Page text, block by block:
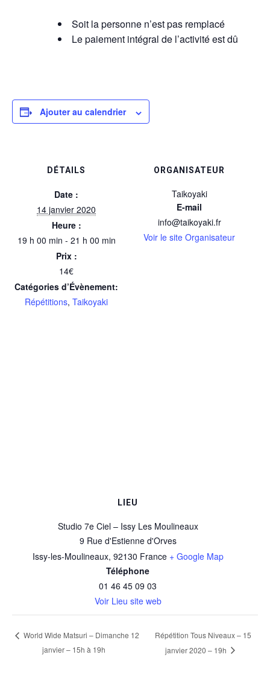
Soit la personne n’est pas remplacé
Le paiement intégral de l’activité est dû
Ajouter au calendrier
DÉTAILS
Date :
14 janvier 2020
Heure :
19 h 00 min - 21 h 00 min
Prix :
14€
Catégories d’Évènement:
Répétitions, Taikoyaki
ORGANISATEUR
Taikoyaki
E-mail
info@taikoyaki.fr
Voir le site Organisateur
LIEU
Studio 7e Ciel – Issy Les Moulineaux
9 Rue d'Estienne d'Orves
Issy-les-Moulineaux, 92130 France + Google Map
Téléphone
01 46 45 09 03
Voir Lieu site web
World Wide Matsuri – Dimanche 12
janvier – 15h à 19h
Répétition Tous Niveaux – 15
janvier 2020 – 19h